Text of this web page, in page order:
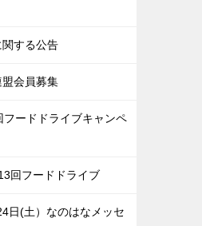
する公告
会員募集
フードドライブキャンペ
回フードドライブ
日(土）なのはなメッセ